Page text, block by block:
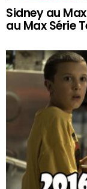
Sidney au
au Max Série